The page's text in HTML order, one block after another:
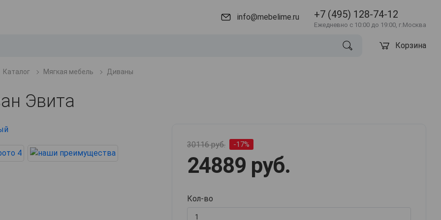
info@mebelime.ru +7 (495) 128-74-12
Ежедневно с 10:00 до 19:00, г.Москва
Корзина
Каталог Мягкая мебель Диваны
Эвита
30116 руб. -17%
24889 руб.
Кол-во